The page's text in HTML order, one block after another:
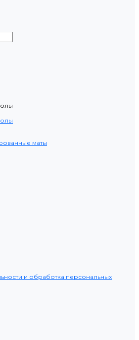
маты
и обработка персональных